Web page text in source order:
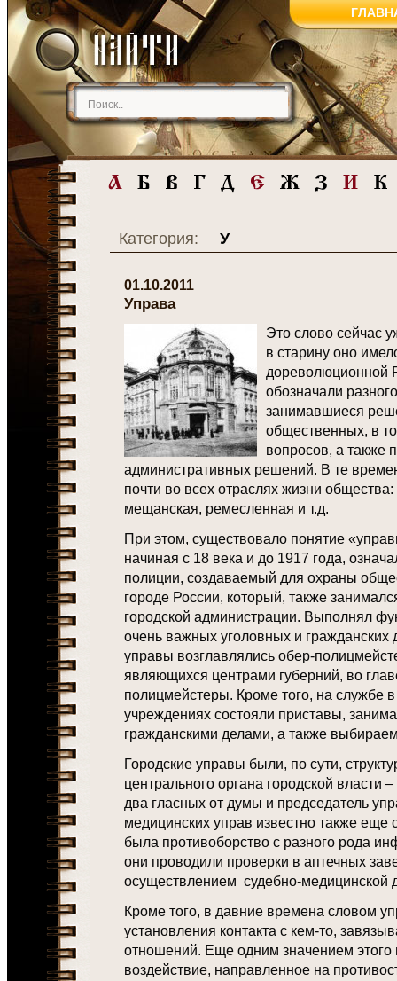
Категория: У
01.10.2011
Управа
Это слово сейчас
в старину оно
дореволюционной
обозначали
занимавшиеся
общественных, в
вопросов, а также
административных решений. В те
почти во всех отраслях жизни
мещанская, ремесленная и т.д.
При этом, существовало понятие
начиная с 18 века и до 1917 года,
полиции, создаваемый для охраны
городе России, который, также
городской администрации. Выполнял
очень важных уголовных и
управы возглавлялись обер-
являющихся центрами губерний, во
полицмейстеры. Кроме того, на службе в
учреждениях состояли приставы,
гражданскими делами, а также
Городские управы были, по сути,
центрального органа городской власти
два гласных от думы и председатель
медицинских управ известно также еще
была противоборство с разного рода
они проводили проверки в аптечных
осуществлением судебно-медицинской
Кроме того, в давние времена словом
установления контакта с кем-то,
отношений. Еще одним значением
воздействие, направленное на